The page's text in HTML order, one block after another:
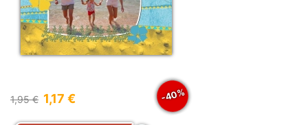
1,95 € 1,17 € -40%